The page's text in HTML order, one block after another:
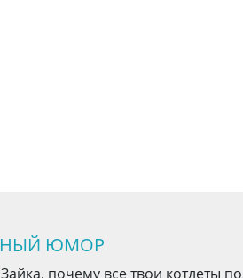
ЮМОР
почему все твои котлеты